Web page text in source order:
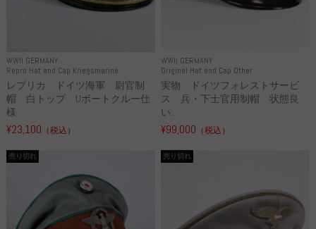
WWII GERMANY
Repro Hat and Cap Kriegsmarine
レプリカ ドイツ海軍 尉官制
帽 白トップ Uボートクルー仕
様
¥23,100 （税込）
WWII GERMANY
Original Hat and Cap Other
実物 ドイツフォレストサービ
ス 兵・下士官用制帽 状態良
い...
¥99,000 （税込）
売り切れ 売り切れ